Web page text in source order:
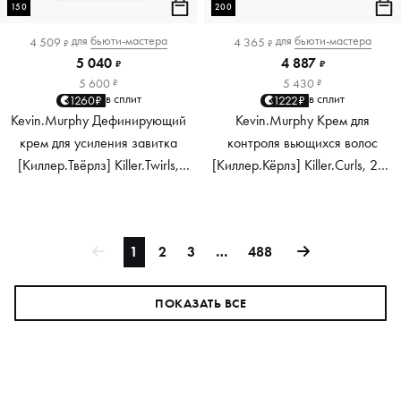
150
4 509 ₽ для бьюти-мастера
5 040 ₽
5 600 ₽
1260₽ в сплит
Kevin.Murphy Дефинирующий
крем для усиления завитка
[Киллер.Твёрлз] Killer.Twirls,
200
4 365 ₽ для бьюти-мастера
4 887 ₽
5 430 ₽
1222₽ в сплит
Kevin.Murphy Крем для
контроля вьющихся волос
[Киллер.Кёрлз] Killer.Curls, 200
1 2 3 … 488
ПОКАЗАТЬ ВСЕ